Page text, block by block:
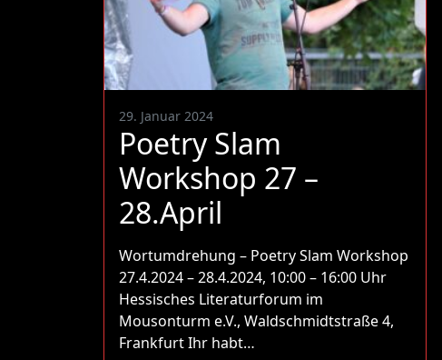
29. Januar 2024
Poetry Slam
Workshop 27 –
28.April
Wortumdrehung – Poetry Slam Workshop
27.4.2024 – 28.4.2024, 10:00 – 16:00 Uhr
Hessisches Literaturforum im
Mousonturm e.V., Waldschmidtstraße 4,
Frankfurt Ihr habt…